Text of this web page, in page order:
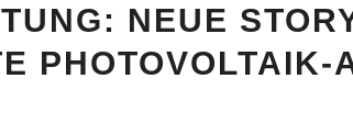
NEUE
PHOTOVOLTAIK-